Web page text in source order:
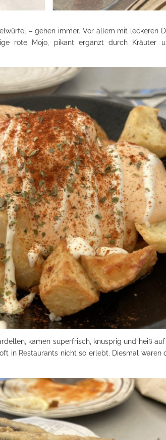
– gehen immer. Vor allem mit leckeren
rote Mojo, pikant ergänzt durch Kräuter
kamen superfrisch, knusprig und heiß
in Restaurants nicht so erlebt. Diesmal waren